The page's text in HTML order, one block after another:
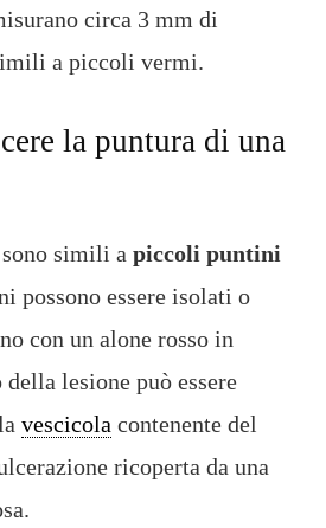
circa 3 mm di
a piccoli vermi.
la puntura di una
simili a piccoli puntini
possono essere isolati o
con un alone rosso in
lesione può essere
vescicola contenente del
ricoperta da una